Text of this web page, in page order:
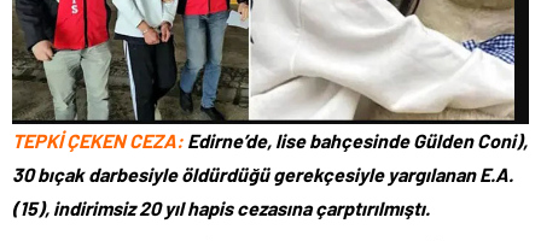
TEPKİ ÇEKEN CEZA: Edirne’de, lise bahçesinde Gülden Coni),
30 bıçak darbesiyle öldürdüğü gerekçesiyle yargılanan E.A.
(15), indirimsiz 20 yıl hapis cezasına çarptırılmıştı.